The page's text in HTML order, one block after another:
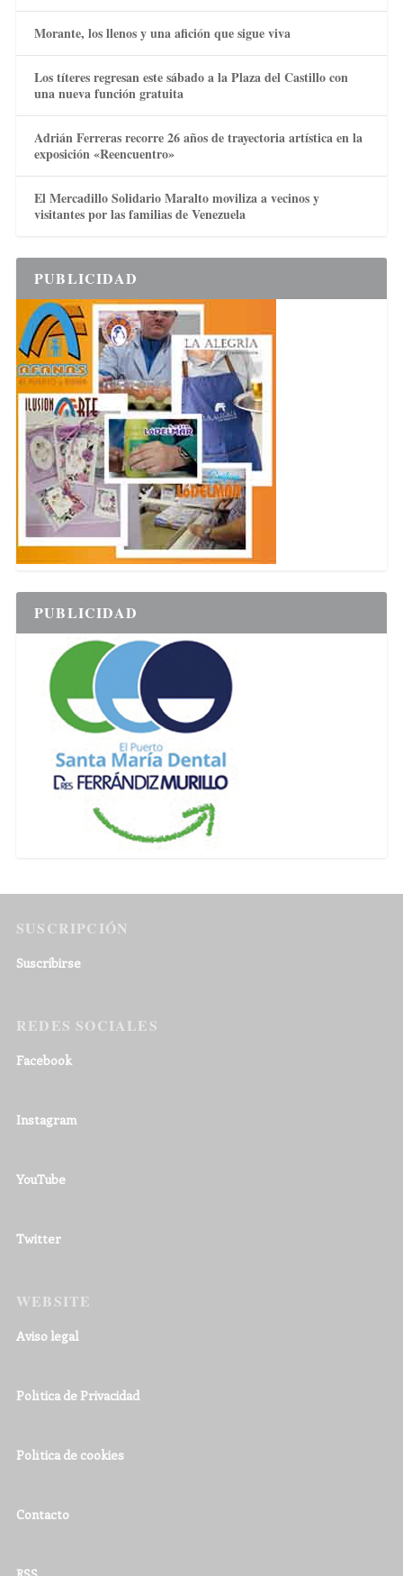
Morante, los llenos y una afición que sigue viva
Los títeres regresan este sábado a la Plaza del Castillo con
una nueva función gratuita
Adrián Ferreras recorre 26 años de trayectoria artística en la
exposición «Reencuentro»
El Mercadillo Solidario Maralto moviliza a vecinos y
visitantes por las familias de Venezuela
PUBLICIDAD
PUBLICIDAD
SUSCRIPCIÓN
Suscribirse
REDES SOCIALES
Facebook
Instagram
YouTube
Twitter
WEBSITE
Aviso legal
Política de Privacidad
Política de cookies
Contacto